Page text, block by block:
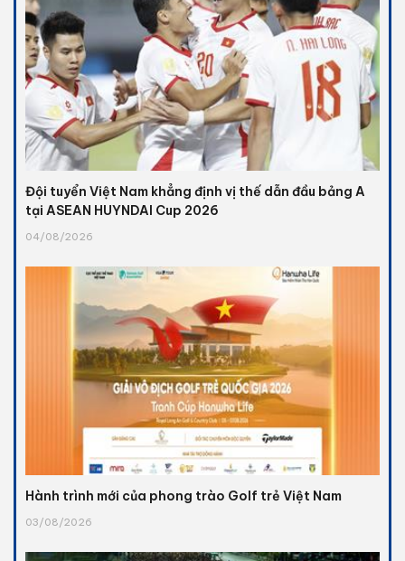
Đội tuyển Việt Nam khẳng định vị thế dẫn đầu bảng A
tại ASEAN HUYNDAI Cup 2026
04/08/2026
Hành trình mới của phong trào Golf trẻ Việt Nam
03/08/2026